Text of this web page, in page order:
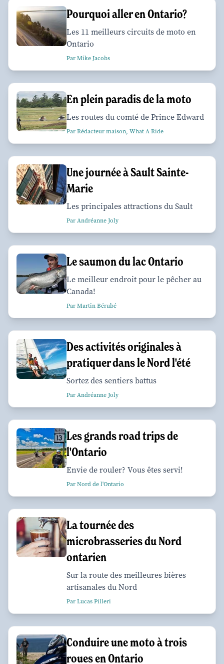
Pourquoi aller en Ontario?
Les 11 meilleurs circuits de moto en
Ontario
Par Mike Jacobs
En plein paradis de la moto
Les routes du comté de Prince Edward
Par Rédacteur maison, What A Ride
Une journée à Sault Sainte-
Marie
Les principales attractions du Sault
Par Andréanne Joly
Le saumon du lac Ontario
Le meilleur endroit pour le pêcher au
Canada!
Par Martin Bérubé
Des activités originales à
pratiquer dans le Nord l'été
Sortez des sentiers battus
Par Andréanne Joly
Les grands road trips de
l'Ontario
Envie de rouler? Vous êtes servi!
Par Nord de l'Ontario
La tournée des
microbrasseries du Nord
ontarien
Sur la route des meilleures bières
artisanales du Nord
Par Lucas Pilleri
Conduire une moto à trois
roues en Ontario